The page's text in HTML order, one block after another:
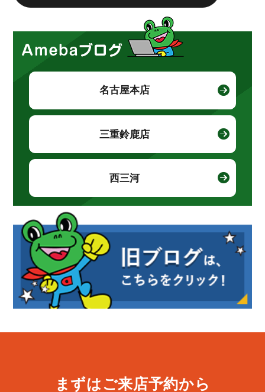
名古屋本店
三重鈴鹿店
西三河
まずはご来店予約から